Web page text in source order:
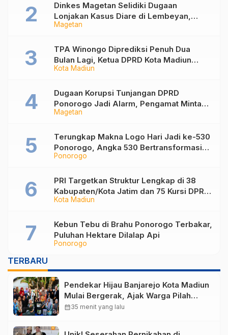
Magetan
Dinkes Magetan Selidiki Dugaan
Lonjakan Kasus Diare di Lembeyan,
Lakukan Penyelidikan Epidemiologi
Kota Madiun
TPA Winongo Diprediksi Penuh Dua
Bulan Lagi, Ketua DPRD Kota Madiun
Desak Pemkot Percepat Penanganan
Magetan
Dugaan Korupsi Tunjangan DPRD
Ponorogo Jadi Alarm, Pengamat Minta
Magetan Perkuat Tata Kelola
Ponorogo
Terungkap Makna Logo Hari Jadi ke-530
Ponorogo, Angka 530 Bertransformasi
Jadi Sekar Kinanthi
Kota Madiun
PRI Targetkan Struktur Lengkap di 38
Kabupaten/Kota Jatim dan 75 Kursi DPR
RI pada Pemilu 2029
Ponorogo
Kebun Tebu di Brahu Ponorogo Terbakar,
Puluhan Hektare Dilalap Api
TERBARU
Pendekar Hijau Banjarejo Kota Madiun
Mulai Bergerak, Ajak Warga Pilah
Sampah dari Rumah
calendar_month35 menit yang lalu